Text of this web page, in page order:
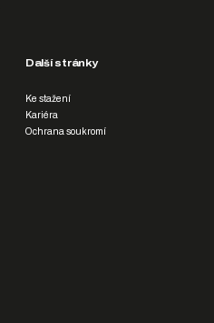
Další stránky
Ke stažení
Kariéra
Ochrana soukromí